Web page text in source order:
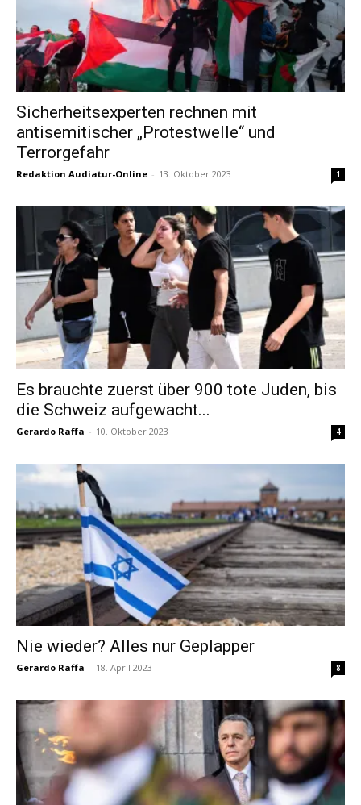
Sicherheitsexperten rechnen mit
antisemitischer „Protestwelle“ und
Terrorgefahr
Redaktion Audiatur-Online - 13. Oktober 2023 1
Es brauchte zuerst über 900 tote Juden, bis
die Schweiz aufgewacht...
Gerardo Raffa - 10. Oktober 2023 4
Nie wieder? Alles nur Geplapper
Gerardo Raffa - 18. April 2023 8